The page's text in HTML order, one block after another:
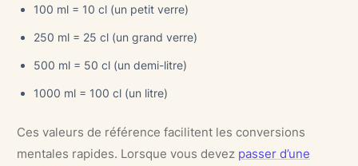
100 ml = 10 cl (un petit verre)
250 ml = 25 cl (un grand verre)
500 ml = 50 cl (un demi-litre)
1000 ml = 100 cl (un litre)
Ces valeurs de référence facilitent les conversions
mentales rapides. Lorsque vous devez passer d’une